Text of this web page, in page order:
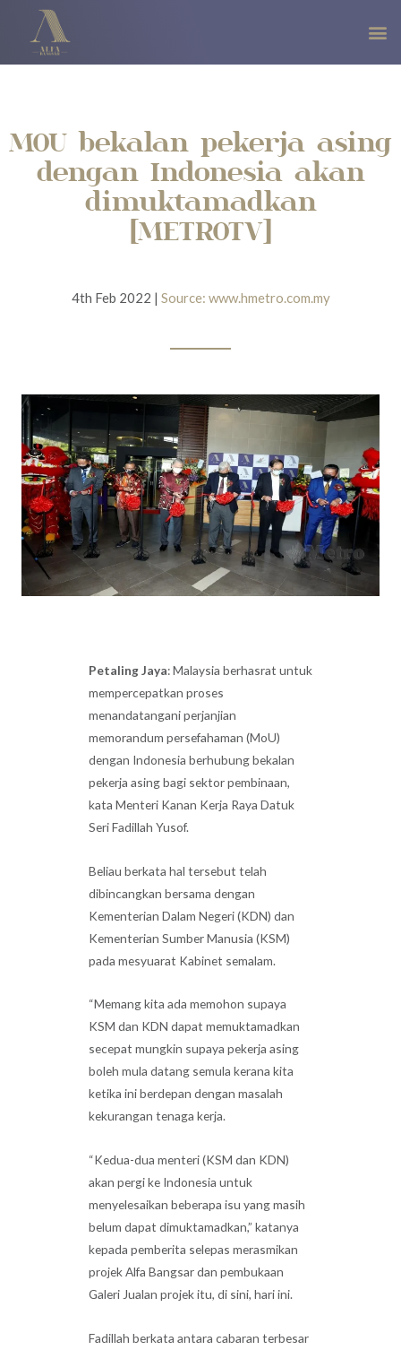
MOU bekalan pekerja asing
dengan Indonesia akan
dimuktamadkan
[METROTV]
4th Feb 2022 | Source: www.hmetro.com.my
Petaling Jaya: Malaysia berhasrat untuk
mempercepatkan proses
menandatangani perjanjian
memorandum persefahaman (MoU)
dengan Indonesia berhubung bekalan
pekerja asing bagi sektor pembinaan,
kata Menteri Kanan Kerja Raya Datuk
Seri Fadillah Yusof.
Beliau berkata hal tersebut telah
dibincangkan bersama dengan
Kementerian Dalam Negeri (KDN) dan
Kementerian Sumber Manusia (KSM)
pada mesyuarat Kabinet semalam.
“Memang kita ada memohon supaya
KSM dan KDN dapat memuktamadkan
secepat mungkin supaya pekerja asing
boleh mula datang semula kerana kita
ketika ini berdepan dengan masalah
kekurangan tenaga kerja.
“Kedua-dua menteri (KSM dan KDN)
akan pergi ke Indonesia untuk
menyelesaikan beberapa isu yang masih
belum dapat dimuktamadkan,” katanya
kepada pemberita selepas merasmikan
projek Alfa Bangsar dan pembukaan
Galeri Jualan projek itu, di sini, hari ini.
Fadillah berkata antara cabaran terbesar